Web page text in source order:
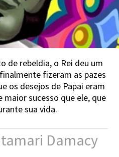
de rebeldia, o Rei deu um
fizeram as pazes
os desejos de Papai eram
sucesso que ele, que
sua vida.
Damacy